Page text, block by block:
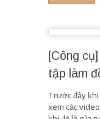
[Công
tập làm
Trước đây
xem các